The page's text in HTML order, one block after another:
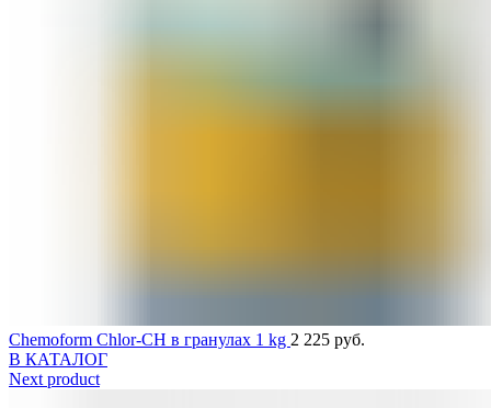
Chemoform Chlor-CH в гранулах 1 kg 2 225 руб.
В КАТАЛОГ
Next product